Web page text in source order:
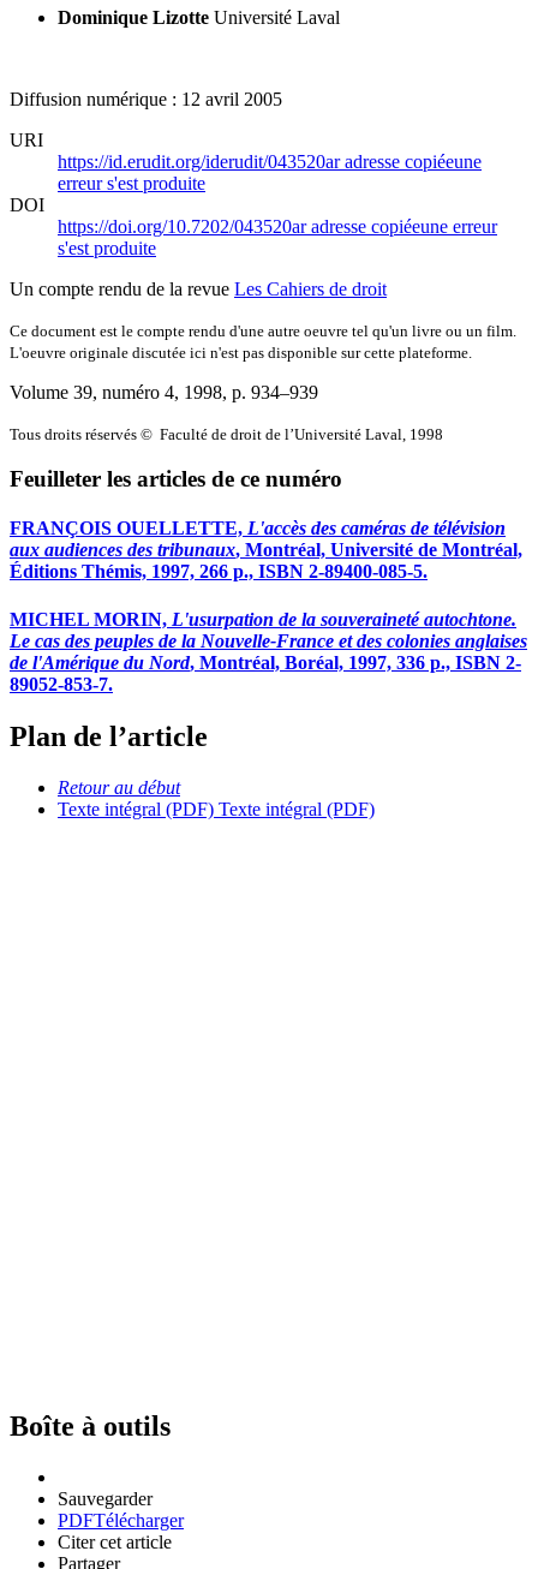
Dominique Lizotte Université Laval
Diffusion numérique : 12 avril 2005
URI
https://id.erudit.org/iderudit/043520aradresse copiéeune
erreur s'est produite
DOI
https://doi.org/10.7202/043520aradresse copiéeune erreur
s'est produite
Un compte rendu de la revue Les Cahiers de droit
Ce document est le compte rendu d'une autre oeuvre tel qu'un livre ou un film.
L'oeuvre originale discutée ici n'est pas disponible sur cette plateforme.
Volume 39, numéro 4, 1998, p. 934–939
Tous droits réservés © Faculté de droit de l’Université Laval, 1998
Feuilleter les articles de ce numéro
FRANÇOIS OUELLETTE, L'accès des caméras de télévision
aux audiences des tribunaux, Montréal, Université de Montréal,
Éditions Thémis, 1997, 266 p., ISBN 2-89400-085-5.
MICHEL MORIN, L'usurpation de la souveraineté autochtone.
Le cas des peuples de la Nouvelle-France et des colonies anglaises
de l'Amérique du Nord, Montréal, Boréal, 1997, 336 p., ISBN 2-
89052-853-7.
Plan de l’article
Retour au début
Texte intégral (PDF) Texte intégral (PDF)
Boîte à outils
Sauvegarder
PDFTélécharger
Citer cet article
Partager